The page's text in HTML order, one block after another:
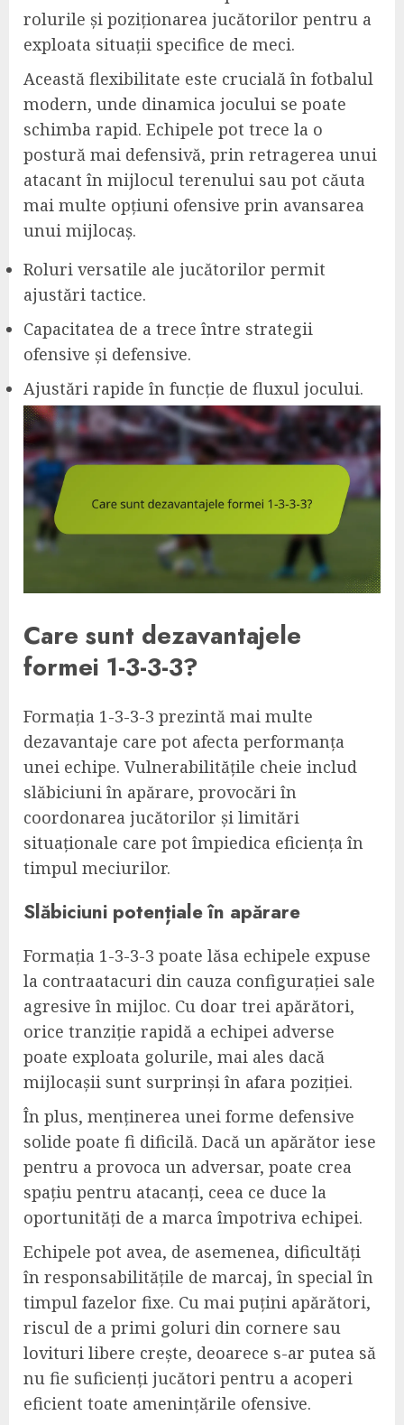
rolurile și poziționarea jucătorilor pentru a
exploata situații specifice de meci.
Această flexibilitate este crucială în fotbalul
modern, unde dinamica jocului se poate
schimba rapid. Echipele pot trece la o
postură mai defensivă, prin retragerea unui
atacant în mijlocul terenului sau pot căuta
mai multe opțiuni ofensive prin avansarea
unui mijlocaș.
Roluri versatile ale jucătorilor permit
ajustări tactice.
Capacitatea de a trece între strategii
ofensive și defensive.
Ajustări rapide în funcție de fluxul jocului.
Care sunt dezavantajele
formei 1-3-3-3?
Formația 1-3-3-3 prezintă mai multe
dezavantaje care pot afecta performanța
unei echipe. Vulnerabilitățile cheie includ
slăbiciuni în apărare, provocări în
coordonarea jucătorilor și limitări
situaționale care pot împiedica eficiența în
timpul meciurilor.
Slăbiciuni potențiale în apărare
Formația 1-3-3-3 poate lăsa echipele expuse
la contraatacuri din cauza configurației sale
agresive în mijloc. Cu doar trei apărători,
orice tranziție rapidă a echipei adverse
poate exploata golurile, mai ales dacă
mijlocașii sunt surprinși în afara poziției.
În plus, menținerea unei forme defensive
solide poate fi dificilă. Dacă un apărător iese
pentru a provoca un adversar, poate crea
spațiu pentru atacanți, ceea ce duce la
oportunități de a marca împotriva echipei.
Echipele pot avea, de asemenea, dificultăți
în responsabilitățile de marcaj, în special în
timpul fazelor fixe. Cu mai puțini apărători,
riscul de a primi goluri din cornere sau
lovituri libere crește, deoarece s-ar putea să
nu fie suficienți jucători pentru a acoperi
eficient toate amenințările ofensive.